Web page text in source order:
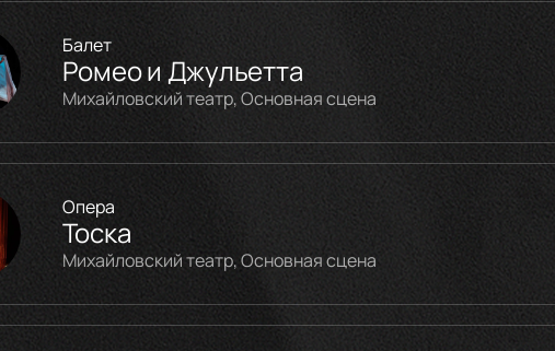
Балет
Ромео и Джульетта
Михайловский театр, Основная сцена
Опера
Тоска
Михайловский театр, Основная сцена